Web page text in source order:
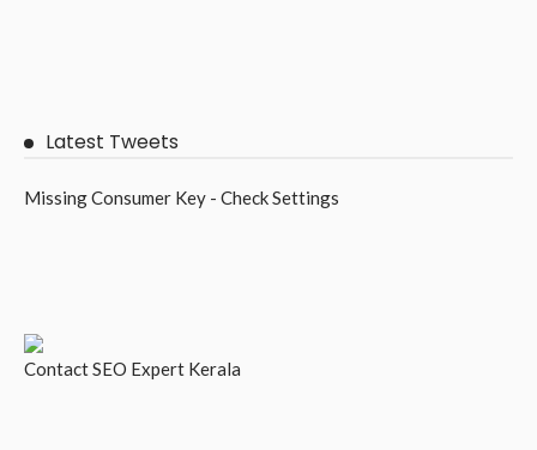
Latest Tweets
Missing Consumer Key - Check Settings
ContactSEO Expert Kerala